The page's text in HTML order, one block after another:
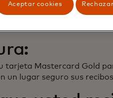
tarjeta Mastercard Gold
un lugar seguro sus
Aceptar cookies